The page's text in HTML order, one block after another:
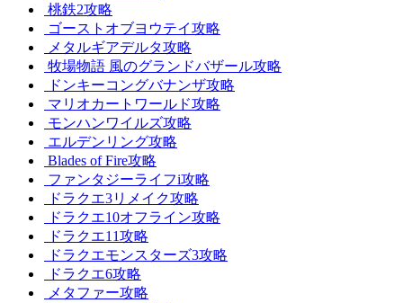
桃鉄2攻略
ゴーストオブヨウテイ攻略
メタルギアデルタ攻略
牧場物語 風のグランドバザール攻略
ドンキーコングバナンザ攻略
マリオカートワールド攻略
モンハンワイルズ攻略
エルデンリング攻略
Blades of Fire攻略
ファンタジーライフi攻略
ドラクエ3リメイク攻略
ドラクエ10オフライン攻略
ドラクエ11攻略
ドラクエモンスターズ3攻略
ドラクエ6攻略
メタファー攻略